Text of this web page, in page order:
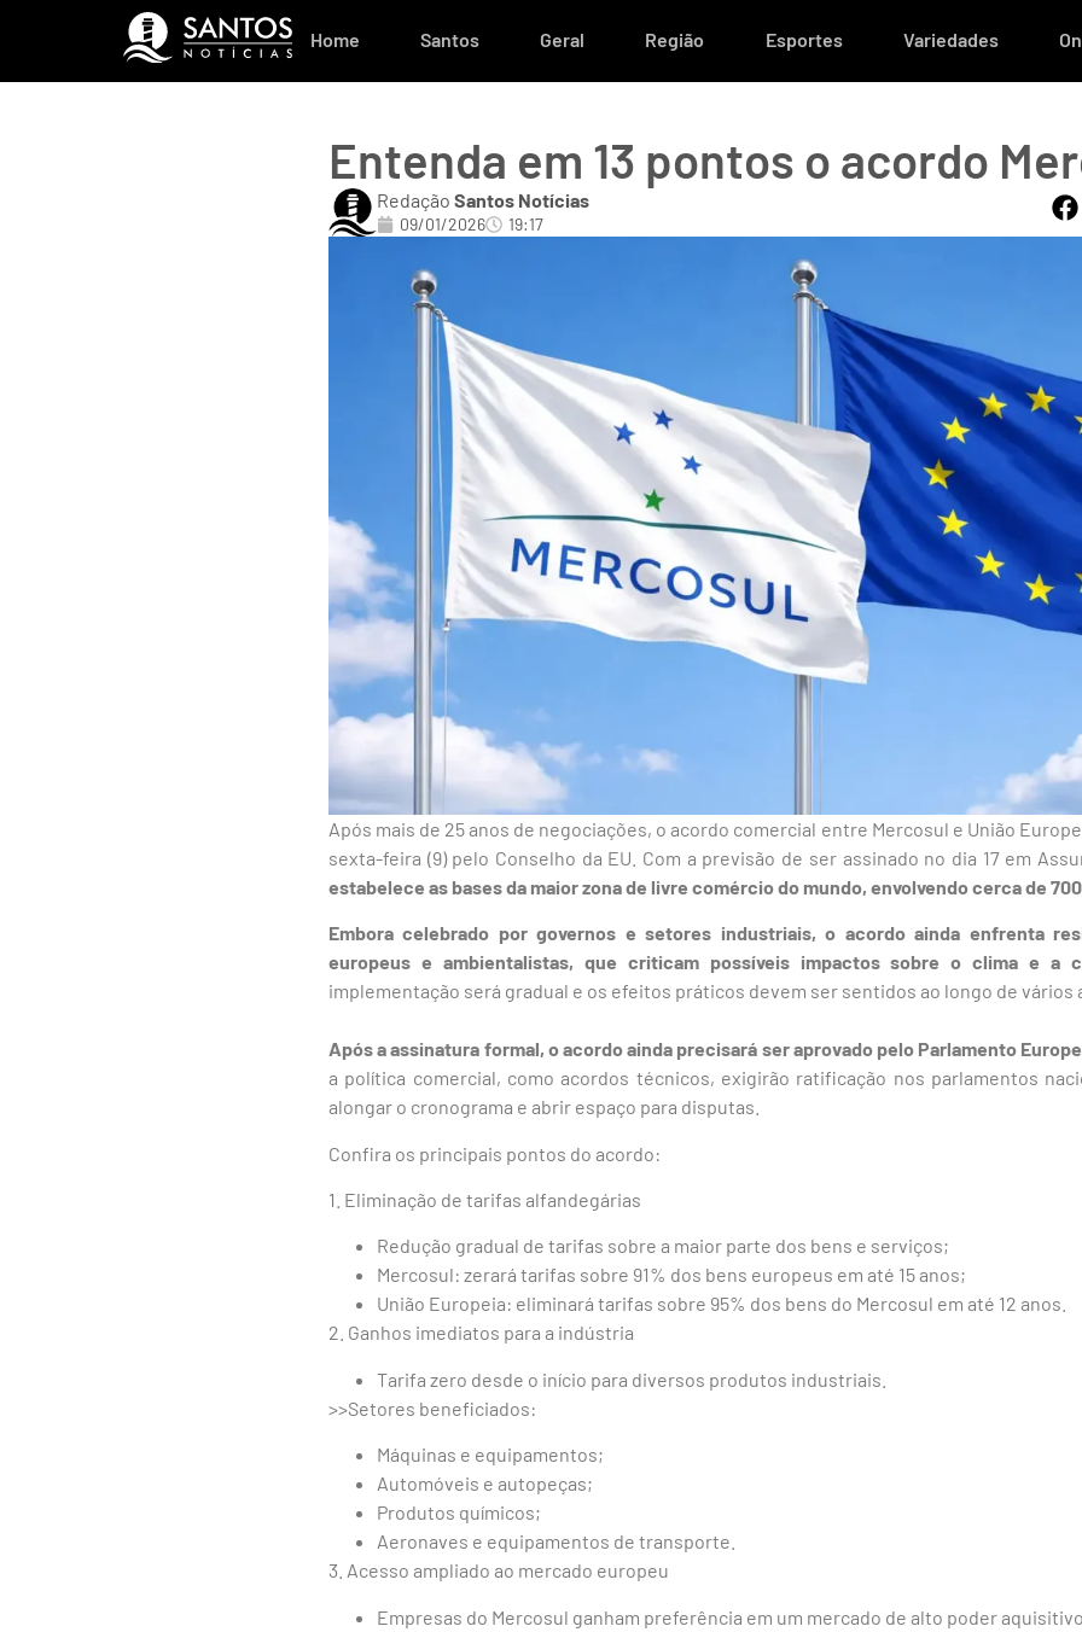
Home Santos Geral Região Esportes Variedades
Entenda em 13 pontos o acordo
Redação Santos Notícias
09/01/2026 19:17
Após mais de 25 anos de negociações, o acordo comercial entre Mercosul e União
sexta-feira (9) pelo Conselho da EU. Com a previsão de ser assinado no dia 17 em
estabelece as bases da maior zona de livre comércio do mundo, envolvendo cerca de
Embora celebrado por governos e setores industriais, o acordo ainda enfrenta
europeus e ambientalistas, que criticam possíveis impactos sobre o clima e a
implementação será gradual e os efeitos práticos devem ser sentidos ao longo de vários
Após a assinatura formal, o acordo ainda precisará ser aprovado pelo Parlamento
a política comercial, como acordos técnicos, exigirão ratificação nos parlamentos
alongar o cronograma e abrir espaço para disputas.
Confira os principais pontos do acordo:
1. Eliminação de tarifas alfandegárias
Redução gradual de tarifas sobre a maior parte dos bens e serviços;
Mercosul: zerará tarifas sobre 91% dos bens europeus em até 15 anos;
União Europeia: eliminará tarifas sobre 95% dos bens do Mercosul em até 12 anos.
2. Ganhos imediatos para a indústria
Tarifa zero desde o início para diversos produtos industriais.
>>Setores beneficiados:
Máquinas e equipamentos;
Automóveis e autopeças;
Produtos químicos;
Aeronaves e equipamentos de transporte.
3. Acesso ampliado ao mercado europeu
Empresas do Mercosul ganham preferência em um mercado de alto poder